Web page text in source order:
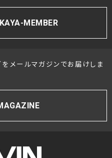
#VERTERE(ヴァルテレ)
MEMBER
メールマガジンでお届けしま